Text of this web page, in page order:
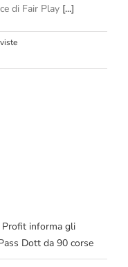
di Fair Play [...]
Profit informa gli
Dott da 90 corse